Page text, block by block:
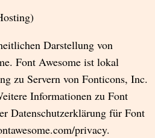
Darstellung von
Font Awesome ist lokal
zu Servern von Fonticons, Inc.
Informationen zu Font
Datenschutzerklärung für Font
privacy.